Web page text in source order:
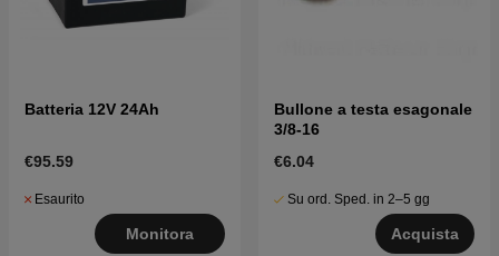
Batteria 12V 24Ah
€95.59
Esaurito
Monitora
Bullone a testa esagonale
3/8-16
€6.04
Su ord. Sped. in 2–5 gg
Acquista